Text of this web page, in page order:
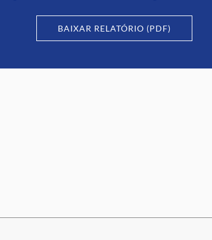
BAIXAR RELATÓRIO (PDF)